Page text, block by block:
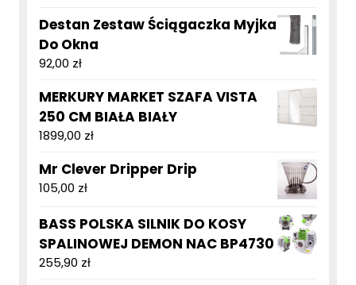
Destan Zestaw Ściągaczka Myjka
Do Okna
92,00 zł
MERKURY MARKET SZAFA VISTA
250 CM BIAŁA BIAŁY
1899,00 zł
Mr Clever Dripper Drip
105,00 zł
BASS POLSKA SILNIK DO KOSY
SPALINOWEJ DEMON NAC BP4730
255,90 zł